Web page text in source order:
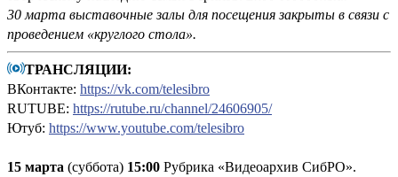
30 марта выставочные залы для посещения закрыты в связи с
проведением «круглого стола».
ТРАНСЛЯЦИИ:
ВКонтакте: https://vk.com/telesibro
RUTUBE: https://rutube.ru/channel/24606905/
Ютуб: https://www.youtube.com/telesibro
15 марта (суббота) 15:00 Рубрика «Видеоархив СибРО».